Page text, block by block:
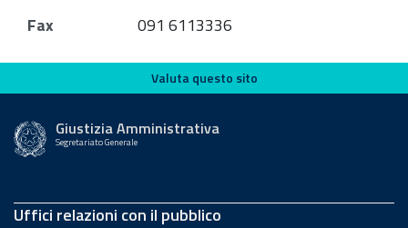
Fax
091 6113336
Valuta questo sito
Valuta questo sito
Giustizia Amministrativa
Segretariato Generale
Uffici relazioni con il pubblico